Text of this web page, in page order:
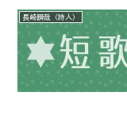
長崎瞬哉（詩人）